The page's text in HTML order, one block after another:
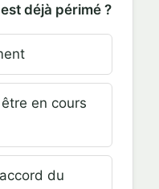
déjà périmé ?
en cours
du